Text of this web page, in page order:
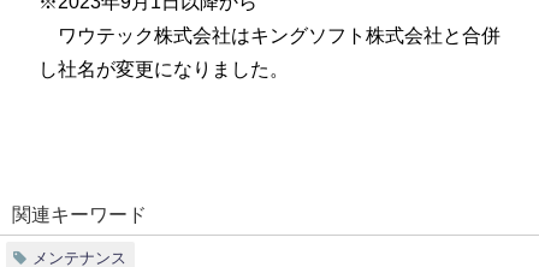
ワウテック株式会社はキングソフト株式会社と合併
し社名が変更になりました。
関連キーワード
メンテナンス